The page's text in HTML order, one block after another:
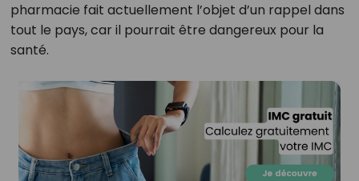
pharmacie fait actuellement l’objet d’un rappel dans
tout le pays, car il pourrait être dangereux pour la
santé.